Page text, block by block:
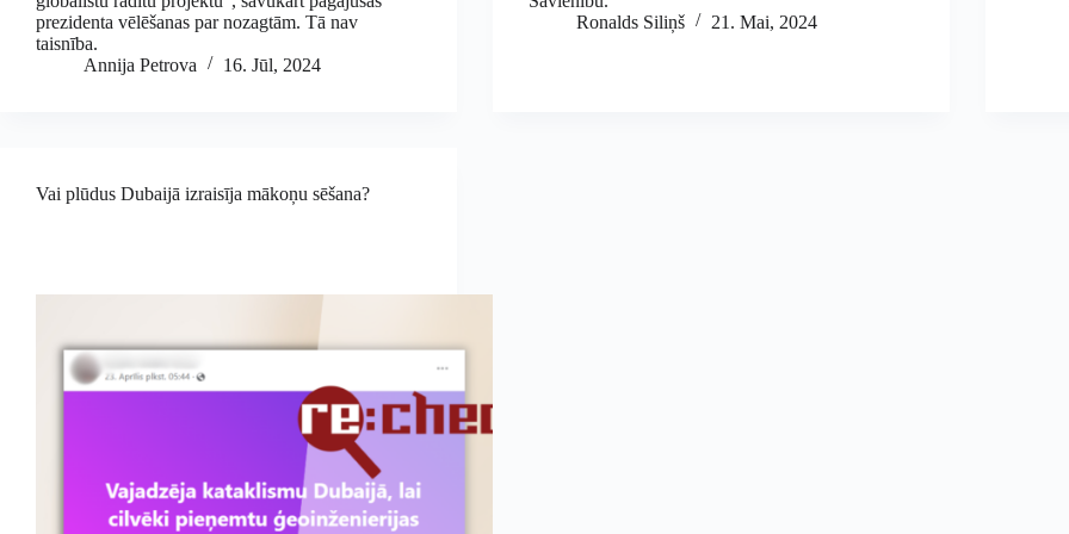
prezidenta vēlēšanas par nozagtām. Tā nav
taisnība.
Annija Petrova
16. Jūl, 2024
Ronalds Siliņš
21. Mai, 2024
Vai plūdus Dubaijā izraisīja mākoņu sēšana?